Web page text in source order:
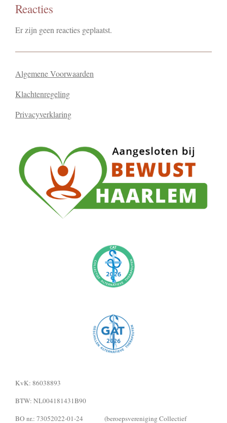
Reacties
Er zijn geen reacties geplaatst.
Algemene Voorwaarden
Klachtenregeling
Privacyverklaring
KvK: 86038893
BTW: NL004181431B90
BO nr.: 73052022-01-24 (beroepsvereniging Collectief